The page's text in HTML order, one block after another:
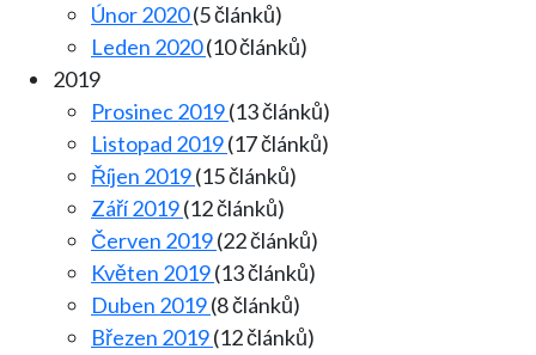
Únor 2020(5 článků)
Leden 2020(10 článků)
2019
Prosinec 2019(13 článků)
Listopad 2019(17 článků)
Říjen 2019(15 článků)
Září 2019(12 článků)
Červen 2019(22 článků)
Květen 2019(13 článků)
Duben 2019(8 článků)
Březen 2019(12 článků)